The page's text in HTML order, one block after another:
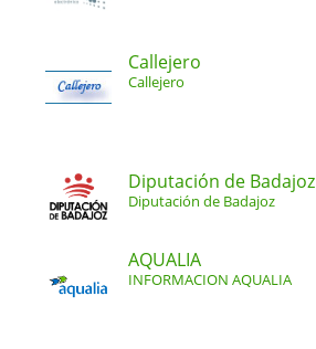
Callejero
Callejero
Diputación de Badajoz
Diputación de Badajoz
AQUALIA
INFORMACION AQUALIA